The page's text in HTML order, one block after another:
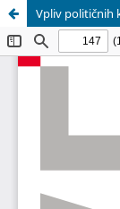
Vpliv političnih